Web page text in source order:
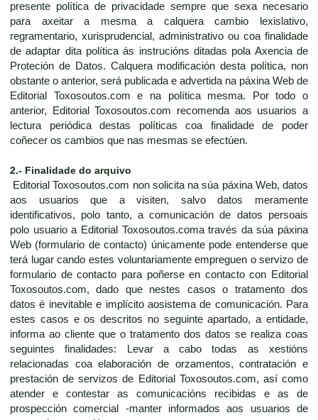
presente política de privacidade sempre que sexa necesario
para axeitar a mesma a calquera cambio lexislativo,
regramentario, xurisprudencial, administrativo ou coa finalidade
de adaptar dita política ás instrucións ditadas pola Axencia de
Proteción de Datos. Calquera modificación desta política, non
obstante o anterior, será publicada e advertida na páxina Web de
Editorial Toxosoutos.com e na política mesma. Por todo o
anterior, Editorial Toxosoutos.com recomenda aos usuarios a
lectura periódica destas políticas coa finalidade de poder
coñecer os cambios que nas mesmas se efectúen.
2.- Finalidade do arquivo
Editorial Toxosoutos.com non solicita na súa páxina Web, datos
aos usuarios que a visiten, salvo datos meramente
identificativos, polo tanto, a comunicación de datos persoais
polo usuario a Editorial Toxosoutos.coma través da súa páxina
Web (formulario de contacto) únicamente pode entenderse que
terá lugar cando estes voluntariamente empreguen o servizo de
formulario de contacto para poñerse en contacto con Editorial
Toxosoutos.com, dado que nestes casos o tratamento dos
datos é inevitable e implícito aosistema de comunicación. Para
estes casos e os descritos no seguinte apartado, a entidade,
informa ao cliente que o tratamento dos datos se realiza coas
seguintes finalidades: Levar a cabo todas as xestións
relacionadas coa elaboración de orzamentos, contratación e
prestación de servizos de Editorial Toxosoutos.com, así como
atender e contestar as comunicacións recibidas e as de
prospección comercial -manter informados aos usuarios de